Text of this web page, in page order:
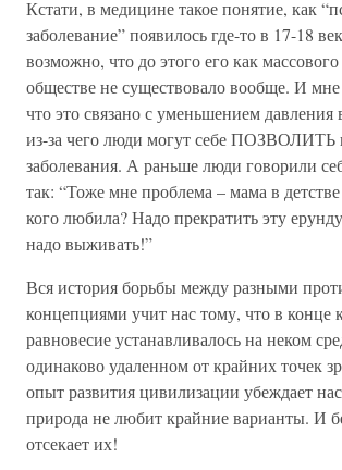
Кстати, в медицине такое понятие, как
заболевание” появилось где-то в 17-18
возможно, что до этого его как
обществе не существовало вообще. И мне
что это связано с уменьшением
из-за чего люди могут себе ПОЗВОЛИТЬ
заболевания. А раньше люди говорили
так: “Тоже мне проблема – мама в
кого любила? Надо прекратить эту
надо выживать!”
Вся история борьбы между разными
концепциями учит нас тому, что в конце
равновесие устанавливалось на неком
одинаково удаленном от крайних точек
опыт развития цивилизации убеждает
природа не любит крайние варианты. И
отсекает их!